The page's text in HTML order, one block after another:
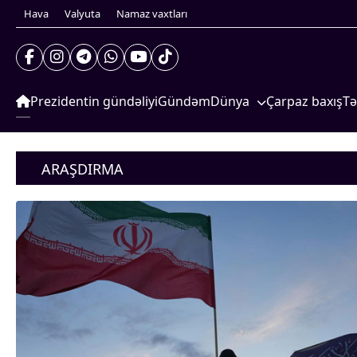
Hava Valyuta Namaz vaxtları
Prezidentin gündəliyiGündəmDünya
Cənubi Qafqaz
Çarpaz baxış
Dünya
Cənubi Qafqaz
Türk Dünyası
Yaxın Şərq
Amerika
Asiya
Çarpaz baxış
ARAŞDIRMA